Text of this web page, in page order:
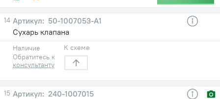
14
50-1007053-А1
Сухарь клапана
Наличие
Обратитесь к
консультанту
К схеме
15
240-1007015